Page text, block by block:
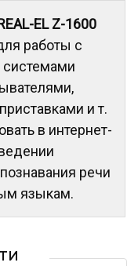
EL Z-1600
работы с
и т.
в интернет-
речи
языкам.